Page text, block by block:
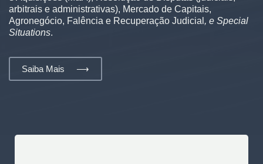
arbitrais e administrativas), Mercado de Capitais,
Agronegócio, Falência e Recuperação Judicial , e Special
Situations.
Saiba Mais ⟶